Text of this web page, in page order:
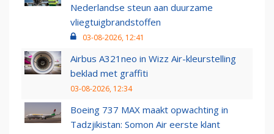
Nederlandse steun aan duurzame
vliegtuigbrandstoffen
03-08-2026, 12:41
Airbus A321neo in Wizz Air-kleurstelling
beklad met graffiti
03-08-2026, 12:34
Boeing 737 MAX maakt opwachting in
Tadzjikistan: Somon Air eerste klant